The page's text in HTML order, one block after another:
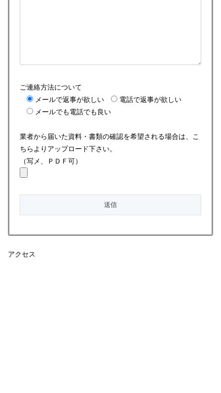
ご連絡方法について
メールで返事が欲しい
電話で返事が欲しい
メールでも電話でも良い
業者から届いた資料・書類の確認を希望される場合は、こ
ちらよりアップロード下さい。
（写メ、ＰＤＦ可）
アクセス